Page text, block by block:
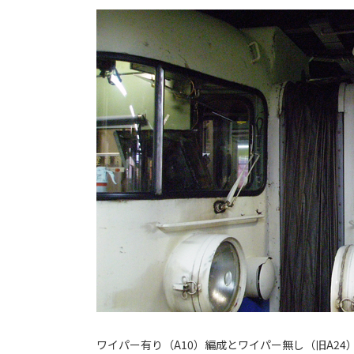
ワイパー有り（A10）編成とワイパー無し（旧A24